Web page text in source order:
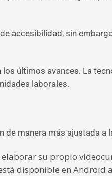
accesibilidad, sin
últimos avances. La
laborales.
manera más ajustada a
su propio
disponible en Android